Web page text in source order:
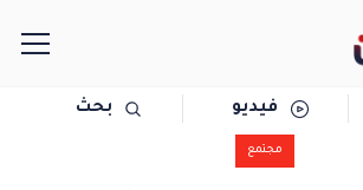
فيديو بحث
مجتمع